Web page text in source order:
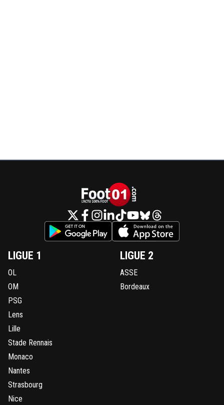
LIGUE 1
OL
OM
PSG
Lens
Lille
Stade Rennais
Monaco
Nantes
Strasbourg
Nice
LIGUE 2
ASSE
Bordeaux